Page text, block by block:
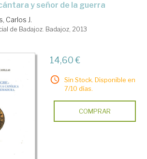
y señor de la guerra
Carlos J.
de Badajoz. Badajoz, 2013
14,60 €
Sin Stock. Disponible en
7/10 días.
COMPRAR